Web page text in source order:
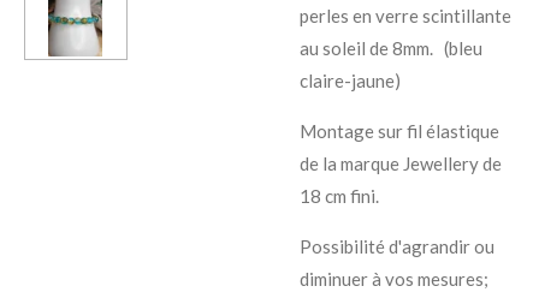
perles en verre scintillante
au soleil de 8mm. (bleu
claire-jaune)
Montage sur fil élastique
de la marque Jewellery de
18 cm fini.
Possibilité d'agrandir ou
diminuer à vos mesures;